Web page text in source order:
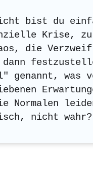
bist du
Krise,
die
dann
genannt, was
Normalen
nicht wahr?